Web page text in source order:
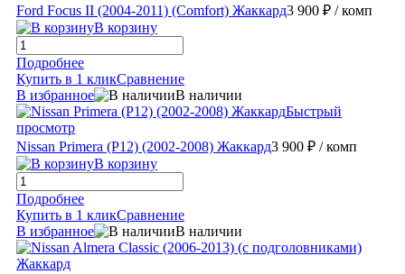
Ford Focus II (2004-2011) (Comfort) Жаккард3 900 ₽ / комп
В корзину
Подробнее
Купить в 1 кликСравнение
В избранное
В наличии
Быстрый
просмотр
Nissan Primera (P12) (2002-2008) Жаккард3 900 ₽ / комп
В корзину
Подробнее
Купить в 1 кликСравнение
В избранное
В наличии